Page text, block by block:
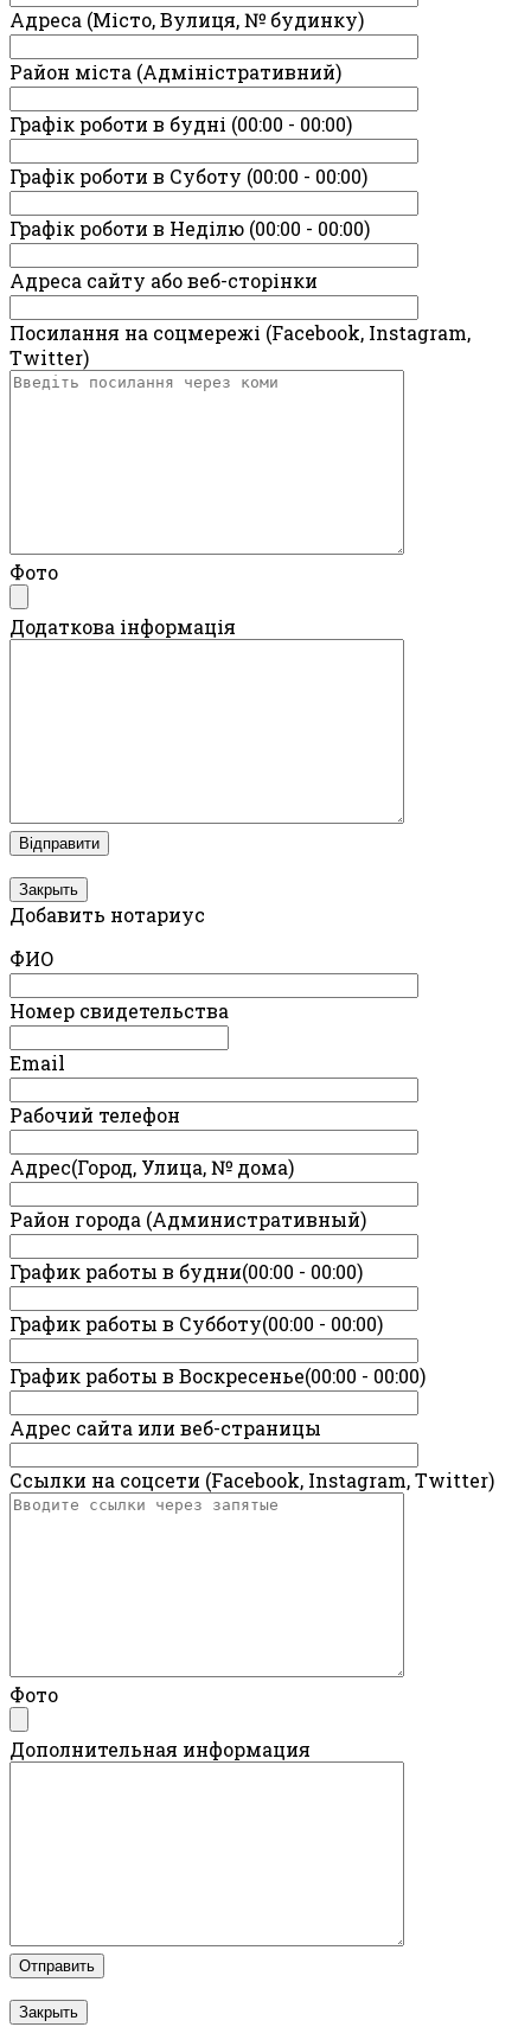
Адреса (Місто, Вулиця, № будинку)
Район міста (Адміністративний)
Графік роботи в будні (00:00 - 00:00)
Графік роботи в Суботу (00:00 - 00:00)
Графік роботи в Неділю (00:00 - 00:00)
Адреса сайту або веб-сторінки
Посилання на соцмережі (Facebook, Instagram,
Twitter)
Фото
Додаткова інформація
Закрыть
Добавить нотариус
ФИО
Номер свидетельства
Email
Рабочий телефон
Адрес(Город, Улица, № дома)
Район города (Административный)
График работы в будни(00:00 - 00:00)
График работы в Субботу(00:00 - 00:00)
График работы в Воскресенье(00:00 - 00:00)
Адрес сайта или веб-страницы
Ссылки на соцсети (Facebook, Instagram, Twitter)
Фото
Дополнительная информация
Закрыть